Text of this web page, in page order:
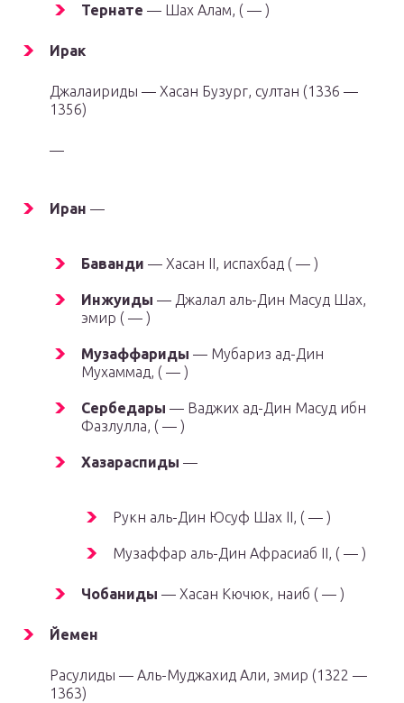
Тернате — Шах Алам, ( — )
Ирак
Джалаириды — Хасан Бузург, султан (1336 —
1356)
—
Иран —
Баванди — Хасан II, испахбад ( — )
Инжуиды — Джалал аль-Дин Масуд Шах,
эмир ( — )
Музаффариды — Мубариз ад-Дин
Мухаммад, ( — )
Сербедары — Ваджих ад-Дин Масуд ибн
Фазлулла, ( — )
Хазараспиды —
Рукн аль-Дин Юсуф Шах II, ( — )
Музаффар аль-Дин Афрасиаб II, ( — )
Чобаниды — Хасан Кючюк, наиб ( — )
Йемен
Расулиды — Аль-Муджахид Али, эмир (1322 —
1363)